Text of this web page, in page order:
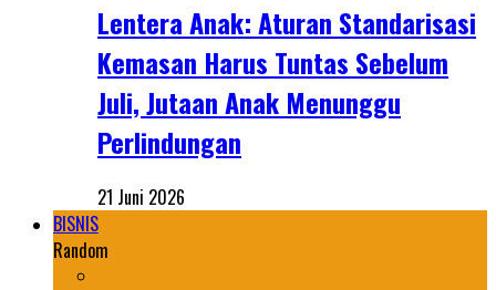
Lentera Anak: Aturan Standarisasi
Kemasan Harus Tuntas Sebelum
Juli, Jutaan Anak Menunggu
Perlindungan
21 Juni 2026
BISNIS
Random